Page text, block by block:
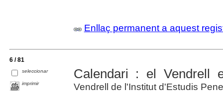
Enllaç permanent a aquest
6 / 81
seleccionar
imprimir
Calendari : el Vendrell
Vendrell de l'Institut d'Estudis